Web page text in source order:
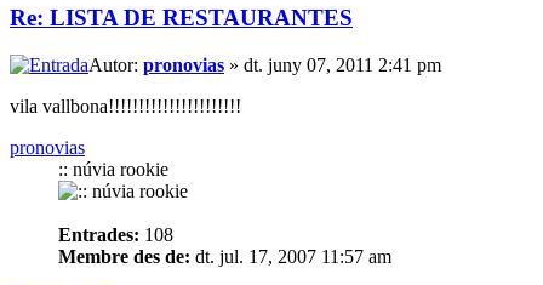
Re: LISTA DE RESTAURANTES
Autor: pronovias » dt. juny 07, 2011 2:41 pm
vila vallbona!!!!!!!!!!!!!!!!!!!!!!
pronovias
:: núvia rookie
Entrades: 108
Membre des de: dt. jul. 17, 2007 11:57 am